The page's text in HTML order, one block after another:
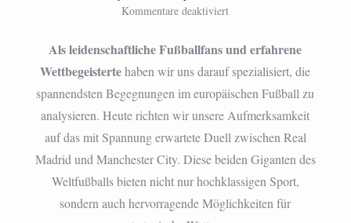
Kommentare deaktiviertfür
Real
Madrid
gegen
Manchester
City
Wetten
Als leidenschaftliche Fußballfans und erfahrene
Wettbegeistertehaben wir uns darauf spezialisiert, die
spannendsten Begegnungen im europäischen Fußball zu
analysieren. Heute richten wir unsere Aufmerksamkeit
auf das mit Spannung erwartete Duell zwischen Real
Madrid und Manchester City. Diese beiden Giganten des
Weltfußballs bieten nicht nur hochklassigen Sport,
sondern auch hervorragende Möglichkeiten für